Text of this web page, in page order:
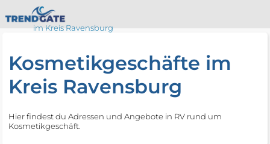
im Kreis Ravensburg
Kosmetikgeschäfte im
Kreis Ravensburg
Hier findest du Adressen und Angebote in RV rund um
Kosmetikgeschäft.